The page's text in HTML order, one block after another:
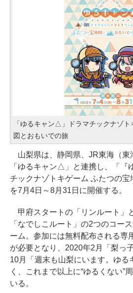
「ゆるキャン△」ドラマチックナゾ
図とおもいでの旅
山梨県は、静岡県、JR東海（東
「ゆるキャン△」と連携し、「
チックナゾトキゲーム ふたつの宝
を7月4日～8月31日に開催する。
甲府スタートの「リンルート」
「なでしこルート」の2つのコー
ーム。参加には無料配布される専
が必要となり、2020年2月「梨っ
10月「週末も山梨にいます。ゆ
く、これまで以上に“ゆるくない”
いる。